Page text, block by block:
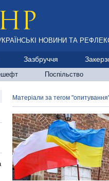
НОВИНИ ТА
Зазбруччя
Поспільство
Матеріали за тегом